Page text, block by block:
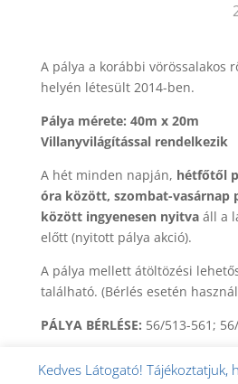
A pálya a korábbi vörössalakos
helyén létesült 2014-ben.
Pálya mérete: 40m x 20m
Villanyvilágítással rendelkezik
A hét minden napján, hétfőtől
óra között, szombat-vasárnap
között ingyenesen nyitvaáll a
előtt (nyitott pálya akció).
A pálya mellett átöltözési
található. (Bérlés esetén
PÁLYA BÉRLÉSE: 56/513-561;
Kedves Látogató! Tájékoztatjuk,